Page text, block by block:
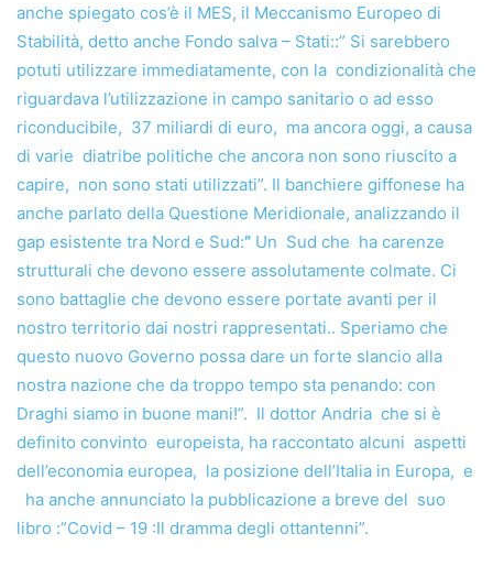
anche spiegato cos’è il MES, il Meccanismo Europeo di
Stabilità, detto anche Fondo salva – Stati::” Si sarebbero
potuti utilizzare immediatamente, con la condizionalità che
riguardava l’utilizzazione in campo sanitario o ad esso
riconducibile, 37 miliardi di euro, ma ancora oggi, a causa
di varie diatribe politiche che ancora non sono riuscito a
capire, non sono stati utilizzati”. Il banchiere giffonese ha
anche parlato della Questione Meridionale, analizzando il
gap esistente tra Nord e Sud:” Un Sud che ha carenze
strutturali che devono essere assolutamente colmate. Ci
sono battaglie che devono essere portate avanti per il
nostro territorio dai nostri rappresentati.. Speriamo che
questo nuovo Governo possa dare un forte slancio alla
nostra nazione che da troppo tempo sta penando: con
Draghi siamo in buone mani!”. Il dottor Andria che si è
definito convinto europeista, ha raccontato alcuni aspetti
dell’economia europea, la posizione dell’Italia in Europa, e
ha anche annunciato la pubblicazione a breve del suo
libro :”Covid – 19 :Il dramma degli ottantenni”.